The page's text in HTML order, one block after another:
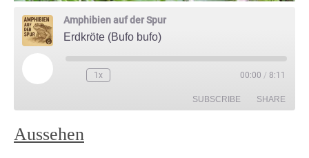
Amphibien auf der Spur
Erdkröte (Bufo bufo)
Play
Episode
1x 00:00 / 8:11
SUBSCRIBE SHARE
SHARE
Aussehen